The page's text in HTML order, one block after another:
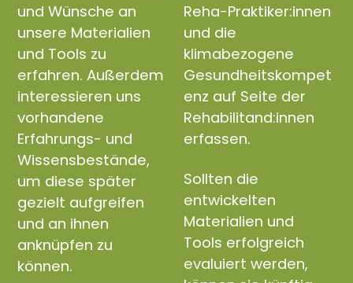
und Wünsche an
unsere Materialien
und Tools zu
erfahren. Außerdem
interessieren uns
vorhandene
Erfahrungs- und
Wissensbestände,
um diese später
gezielt aufgreifen
und an ihnen
anknüpfen zu
können.
Reha-Praktiker:innen
und die
klimabezogene
Gesundheitskompet
enz auf Seite der
Rehabilitand:innen
erfassen.
Sollten die
entwickelten
Materialien und
Tools erfolgreich
evaluiert werden,